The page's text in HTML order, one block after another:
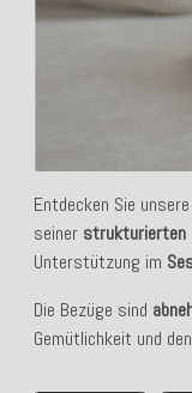
Entdecken Sie
seiner strukturierten
Unterstützung im
Die Bezüge sind
Gemütlichkeit und